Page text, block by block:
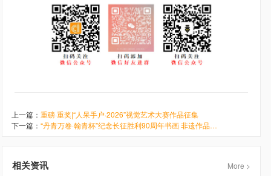
上一篇： 重磅·重奖|“人呆手户·2026”视觉艺术大赛作品征集
下一篇：
“丹青万卷·翰青杯”纪念长征胜利90周年书画 非遗作品大赛
相关资讯 More >